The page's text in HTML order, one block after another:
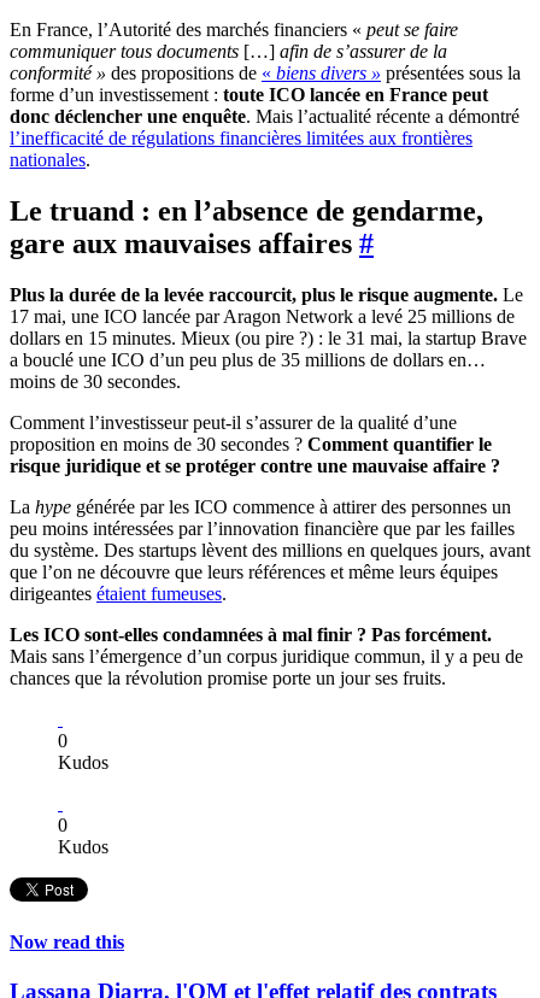
En France, l’Autorité des marchés financiers « peut se faire
communiquer tous documents […] afin de s’assurer de la
conformité » des propositions de « biens divers » présentées sous la
forme d’un investissement : toute ICO lancée en France peut
donc déclencher une enquête. Mais l’actualité récente a démontré
l’inefficacité de régulations financières limitées aux frontières
nationales.
Le truand : en l’absence de gendarme,
gare aux mauvaises affaires #
Plus la durée de la levée raccourcit, plus le risque augmente. Le
17 mai, une ICO lancée par Aragon Network a levé 25 millions de
dollars en 15 minutes. Mieux (ou pire ?) : le 31 mai, la startup Brave
a bouclé une ICO d’un peu plus de 35 millions de dollars en…
moins de 30 secondes.
Comment l’investisseur peut-il s’assurer de la qualité d’une
proposition en moins de 30 secondes ? Comment quantifier le
risque juridique et se protéger contre une mauvaise affaire ?
La hype générée par les ICO commence à attirer des personnes un
peu moins intéressées par l’innovation financière que par les failles
du système. Des startups lèvent des millions en quelques jours, avant
que l’on ne découvre que leurs références et même leurs équipes
dirigeantes étaient fumeuses.
Les ICO sont-elles condamnées à mal finir ? Pas forcément.
Mais sans l’émergence d’un corpus juridique commun, il y a peu de
chances que la révolution promise porte un jour ses fruits.
0
Kudos
0
Kudos
Now read this
Lassana Diarra, l'OM et l'effet relatif des contrats